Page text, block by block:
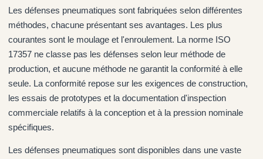
Les défenses pneumatiques sont fabriquées selon différentes
méthodes, chacune présentant ses avantages. Les plus
courantes sont le moulage et l'enroulement. La norme ISO
17357 ne classe pas les défenses selon leur méthode de
production, et aucune méthode ne garantit la conformité à elle
seule. La conformité repose sur les exigences de construction,
les essais de prototypes et la documentation d'inspection
commerciale relatifs à la conception et à la pression nominale
spécifiques.
Les défenses pneumatiques sont disponibles dans une vaste